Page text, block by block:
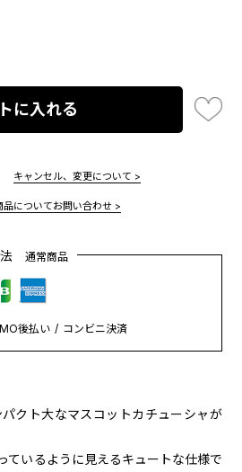
に入れる
キャンセル、変更について >
品についてお問い合わせ >
法通常商品
後払い コンビニ決済
クト大なマスコットカチューシャが
ているように見えるキュートな仕様で